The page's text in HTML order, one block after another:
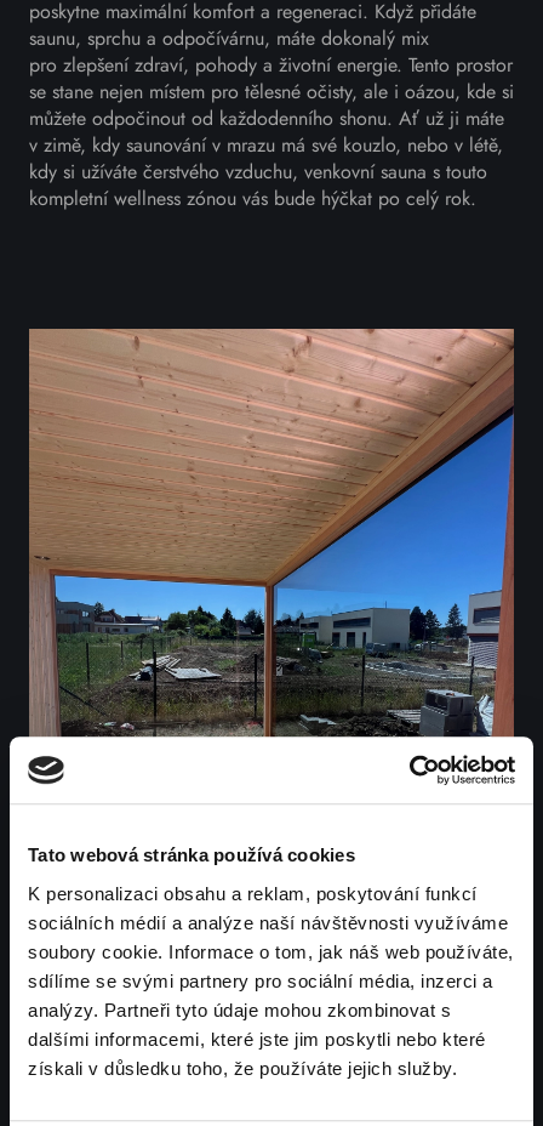
Tato webová stránka používá cookies
K personalizaci obsahu a reklam, poskytování funkcí
sociálních médií a analýze naší návštěvnosti využíváme
soubory cookie. Informace o tom, jak náš web používáte,
sdílíme se svými partnery pro sociální média, inzerci a
analýzy. Partneři tyto údaje mohou zkombinovat s
dalšími informacemi, které jste jim poskytli nebo které
získali v důsledku toho, že používáte jejich služby.
poskytne maximální komfort a regeneraci. Když přidáte
saunu, sprchu a odpočívárnu, máte dokonalý mix
pro zlepšení zdraví, pohody a životní energie. Tento prostor
se stane nejen místem pro tělesné očisty, ale i oázou, kde si
můžete odpočinout od každodenního shonu. Ať už ji máte
v zimě, kdy saunování v mrazu má své kouzlo, nebo v létě,
kdy si užíváte čerstvého vzduchu, venkovní sauna s touto
kompletní wellness zónou vás bude hýčkat po celý rok.